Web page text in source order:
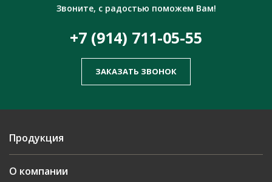
Звоните, с радостью поможем Вам!
+7 (914) 711-05-55
ЗАКАЗАТЬ ЗВОНОК
Продукция
О компании